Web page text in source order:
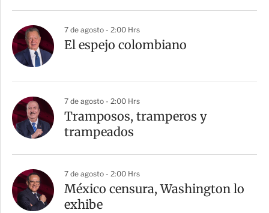
7 de agosto - 2:00 Hrs
El espejo colombiano
7 de agosto - 2:00 Hrs
Tramposos, tramperos y
trampeados
7 de agosto - 2:00 Hrs
México censura, Washington lo
exhibe